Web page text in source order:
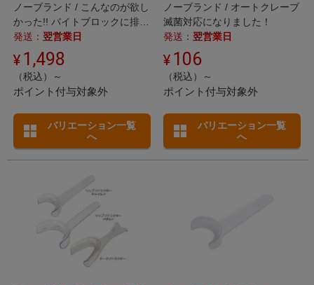
ノーブランド / こんなのが欲し
かった!! バイトブロックに排唾
管を保持する機能をプラス!
発送： 翌営業日
1,498
（税込）～
ポイント付与対象外
バリエーション一覧
へ
ノーブランド / オートクレーブ
滅菌対応になりました！
発送： 翌営業日
106
（税込）～
ポイント付与対象外
バリエーション一覧
へ